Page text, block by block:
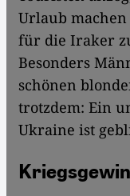
Urlaub
für die Iraker
Besonders
schönen
trotzdem: Ein
Ukraine ist